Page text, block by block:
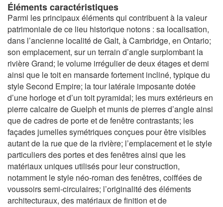
Éléments caractéristiques
Parmi les principaux éléments qui contribuent à la valeur
patrimoniale de ce lieu historique notons : sa localisation,
dans l’ancienne localité de Galt, à Cambridge, en Ontario;
son emplacement, sur un terrain d’angle surplombant la
rivière Grand; le volume irrégulier de deux étages et demi
ainsi que le toit en mansarde fortement incliné, typique du
style Second Empire; la tour latérale imposante dotée
d’une horloge et d’un toit pyramidal; les murs extérieurs en
pierre calcaire de Guelph et munis de pierres d’angle ainsi
que de cadres de porte et de fenêtre contrastants; les
façades jumelles symétriques conçues pour être visibles
autant de la rue que de la rivière; l’emplacement et le style
particuliers des portes et des fenêtres ainsi que les
matériaux uniques utilisés pour leur construction,
notamment le style néo-roman des fenêtres, coiffées de
voussoirs semi-circulaires; l’originalité des éléments
architecturaux, des matériaux de finition et de